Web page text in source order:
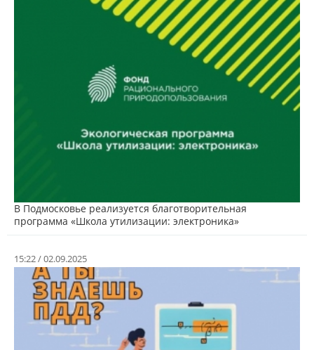
В Подмосковье реализуется благотворительная
программа «Школа утилизации: электроника»
15:22 / 02.09.2025